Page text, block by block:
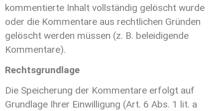
kommentierte Inhalt vollständig gelöscht wurde
oder die Kommentare aus rechtlichen Gründen
gelöscht werden müssen (z. B. beleidigende
Kommentare).
Rechtsgrundlage
Die Speicherung der Kommentare erfolgt auf
Grundlage Ihrer Einwilligung (Art. 6 Abs. 1 lit. a